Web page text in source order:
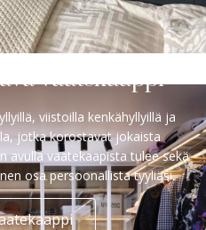
vaatekaappi
viistoilla kenkähyllyillä ja
jotka korostavat jokaista
avulla vaatekaapista tulee sekä
osa persoonallista tyyliäsi.